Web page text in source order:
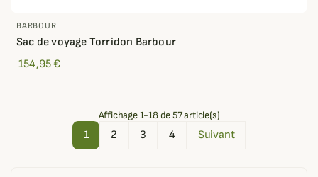
BARBOUR
Sac de voyage Torridon Barbour
154,95 €
Affichage 1-18 de 57 article(s)
1 2 3 4 Suivant